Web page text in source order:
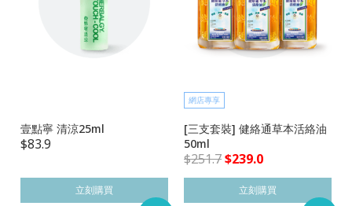
壹點寧 清涼25ml
$83.9
立刻購買
網店專享
[三支套裝] 健絡通草本活絡油
50ml
$251.7$239.0
立刻購買